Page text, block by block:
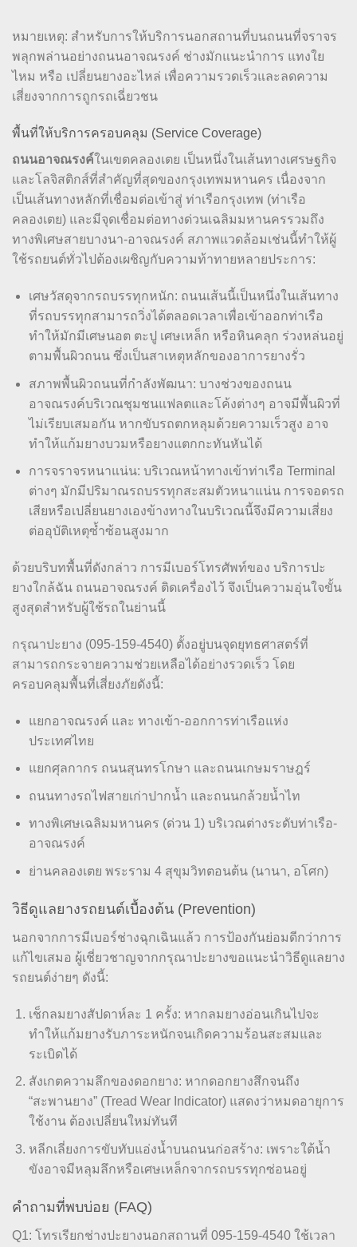
หมายเหตุ: สำหรับการให้บริการนอกสถานที่บนถนนที่จราจร
พลุกพล่านอย่างถนนอาจณรงค์ ช่างมักแนะนำการ แทงใย
ไหม หรือ เปลี่ยนยางอะไหล่ เพื่อความรวดเร็วและลดความ
เสี่ยงจากการถูกรถเฉี่ยวชน
พื้นที่ให้บริการครอบคลุม (Service Coverage)
ถนนอาจณรงค์ในเขตคลองเตย เป็นหนึ่งในเส้นทางเศรษฐกิจ
และโลจิสติกส์ที่สำคัญที่สุดของกรุงเทพมหานคร เนื่องจาก
เป็นเส้นทางหลักที่เชื่อมต่อเข้าสู่ ท่าเรือกรุงเทพ (ท่าเรือ
คลองเตย) และมีจุดเชื่อมต่อทางด่วนเฉลิมมหานครรวมถึง
ทางพิเศษสายบางนา-อาจณรงค์ สภาพแวดล้อมเช่นนี้ทำให้ผู้
ใช้รถยนต์ทั่วไปต้องเผชิญกับความท้าทายหลายประการ:
เศษวัสดุจากรถบรรทุกหนัก: ถนนเส้นนี้เป็นหนึ่งในเส้นทาง
ที่รถบรรทุกสามารถวิ่งได้ตลอดเวลาเพื่อเข้าออกท่าเรือ
ทำให้มักมีเศษนอต ตะปู เศษเหล็ก หรือหินคลุก ร่วงหล่นอยู่
ตามพื้นผิวถนน ซึ่งเป็นสาเหตุหลักของอาการยางรั่ว
สภาพพื้นผิวถนนที่กำลังพัฒนา: บางช่วงของถนน
อาจณรงค์บริเวณชุมชนแฟลตและโค้งต่างๆ อาจมีพื้นผิวที่
ไม่เรียบเสมอกัน หากขับรถตกหลุมด้วยความเร็วสูง อาจ
ทำให้แก้มยางบวมหรือยางแตกกะทันหันได้
การจราจรหนาแน่น: บริเวณหน้าทางเข้าท่าเรือ Terminal
ต่างๆ มักมีปริมาณรถบรรทุกสะสมตัวหนาแน่น การจอดรถ
เสียหรือเปลี่ยนยางเองข้างทางในบริเวณนี้จึงมีความเสี่ยง
ต่ออุบัติเหตุซ้ำซ้อนสูงมาก
ด้วยบริบทพื้นที่ดังกล่าว การมีเบอร์โทรศัพท์ของ บริการปะ
ยางใกล้ฉัน ถนนอาจณรงค์ ติดเครื่องไว้ จึงเป็นความอุ่นใจขั้น
สูงสุดสำหรับผู้ใช้รถในย่านนี้
กรุณาปะยาง (095-159-4540) ตั้งอยู่บนจุดยุทธศาสตร์ที่
สามารถกระจายความช่วยเหลือได้อย่างรวดเร็ว โดย
ครอบคลุมพื้นที่เสี่ยงภัยดังนี้:
แยกอาจณรงค์ และ ทางเข้า-ออกการท่าเรือแห่ง
ประเทศไทย
แยกศุลกากร ถนนสุนทรโกษา และถนนเกษมราษฎร์
ถนนทางรถไฟสายเก่าปากน้ำ และถนนกล้วยน้ำไท
ทางพิเศษเฉลิมมหานคร (ด่วน 1) บริเวณต่างระดับท่าเรือ-
อาจณรงค์
ย่านคลองเตย พระราม 4 สุขุมวิทตอนต้น (นานา, อโศก)
วิธีดูแลยางรถยนต์เบื้องต้น (Prevention)
นอกจากการมีเบอร์ช่างฉุกเฉินแล้ว การป้องกันย่อมดีกว่าการ
แก้ไขเสมอ ผู้เชี่ยวชาญจากกรุณาปะยางขอแนะนำวิธีดูแลยาง
รถยนต์ง่ายๆ ดังนี้:
เช็กลมยางสัปดาห์ละ 1 ครั้ง: หากลมยางอ่อนเกินไปจะ
ทำให้แก้มยางรับภาระหนักจนเกิดความร้อนสะสมและ
ระเบิดได้
สังเกตความลึกของดอกยาง: หากดอกยางสึกจนถึง
“สะพานยาง” (Tread Wear Indicator) แสดงว่าหมดอายุการ
ใช้งาน ต้องเปลี่ยนใหม่ทันที
หลีกเลี่ยงการขับทับแอ่งน้ำบนถนนก่อสร้าง: เพราะใต้น้ำ
ขังอาจมีหลุมลึกหรือเศษเหล็กจากรถบรรทุกซ่อนอยู่
คำถามที่พบบ่อย (FAQ)
Q1: โทรเรียกช่างปะยางนอกสถานที่ 095-159-4540 ใช้เวลา